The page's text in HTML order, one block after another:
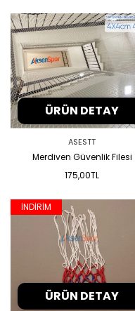
ASESTT
Merdiven Güvenlik Filesi
175,00TL
ÜRÜN DETAY
İNDİRİM
ÜRÜN DETAY